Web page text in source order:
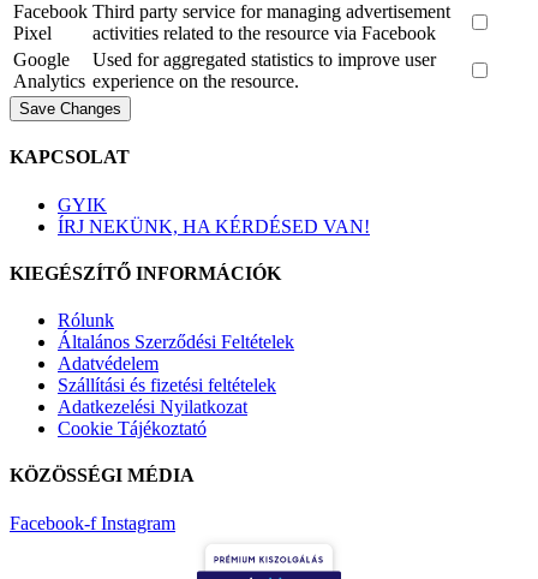
Facebook
Pixel
Third party service for managing advertisement
activities related to the resource via Facebook
Google
Analytics
Used for aggregated statistics to improve user
experience on the resource.
Save Changes
KAPCSOLAT
GYIK
ÍRJ NEKÜNK, HA KÉRDÉSED VAN!
KIEGÉSZÍTŐ INFORMÁCIÓK
Rólunk
Általános Szerződési Feltételek
Adatvédelem
Szállítási és fizetési feltételek
Adatkezelési Nyilatkozat
Cookie Tájékoztató
KÖZÖSSÉGI MÉDIA
Facebook-f Instagram